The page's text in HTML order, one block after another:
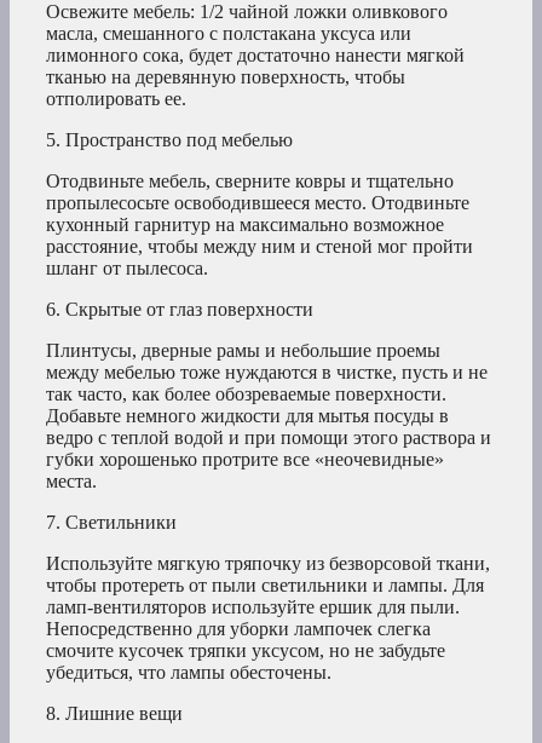
Освежите мебель: 1/2 чайной ложки оливкового
масла, смешанного с полстакана уксуса или
лимонного сока, будет достаточно нанести мягкой
тканью на деревянную поверхность, чтобы
отполировать ее.
5. Пространство под мебелью
Отодвиньте мебель, сверните ковры и тщательно
пропылесосьте освободившееся место. Отодвиньте
кухонный гарнитур на максимально возможное
расстояние, чтобы между ним и стеной мог пройти
шланг от пылесоса.
6. Скрытые от глаз поверхности
Плинтусы, дверные рамы и небольшие проемы
между мебелью тоже нуждаются в чистке, пусть и не
так часто, как более обозреваемые поверхности.
Добавьте немного жидкости для мытья посуды в
ведро с теплой водой и при помощи этого раствора и
губки хорошенько протрите все «неочевидные»
места.
7. Светильники
Используйте мягкую тряпочку из безворсовой ткани,
чтобы протереть от пыли светильники и лампы. Для
ламп-вентиляторов используйте ершик для пыли.
Непосредственно для уборки лампочек слегка
смочите кусочек тряпки уксусом, но не забудьте
убедиться, что лампы обесточены.
8. Лишние вещи